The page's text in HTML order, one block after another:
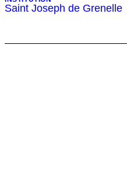
Saint Joseph de Grenelle